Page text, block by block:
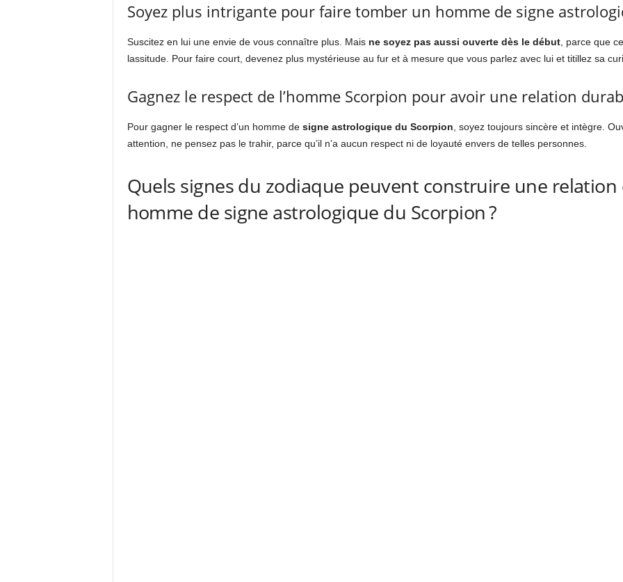
Soyez plus intrigante pour faire tomber un homme de signe
Suscitez en lui une envie de vous connaître plus. Mais ne soyez pas aussi ouverte dès le début, parce que
lassitude. Pour faire court, devenez plus mystérieuse au fur et à mesure que vous parlez avec lui et titillez sa
Gagnez le respect de l’homme Scorpion pour avoir une relation
Pour gagner le respect d’un homme de signe astrologique du Scorpion , soyez toujours sincère et intègre.
attention, ne pensez pas le trahir, parce qu’il n’a aucun respect ni de loyauté envers de telles personnes.
Quels signes du zodiaque peuvent construire une
homme de signe astrologique du Scorpion ?